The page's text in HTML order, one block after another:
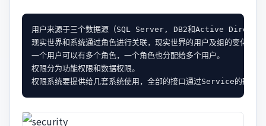
用户来源于三个数据源（SQL Server, DB2和Active
现实世界和系统通过角色进行关联，现实世界的用户及组的变化尽量
一个用户可以有多个角色，一个角色也分配给多个用户。
权限分为功能权限和数据权限。